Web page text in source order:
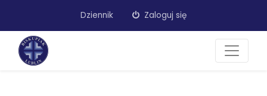
Dziennik Zaloguj się